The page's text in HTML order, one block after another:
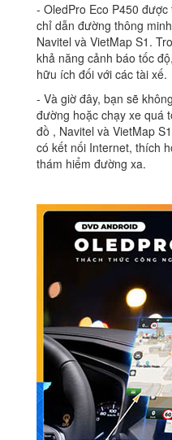
‐ OledPro Eco P450
chỉ dẫn đường thông
Navitel và VietMap S1.
khả năng cảnh báo tốc
hữu ích đối với các tài xế.
‐ Và giờ đây, bạn sẽ
đường hoặc chạy xe quá
đồ , Navitel và VietMap
có kết nối Internet, thích
thám hiểm đường xa.